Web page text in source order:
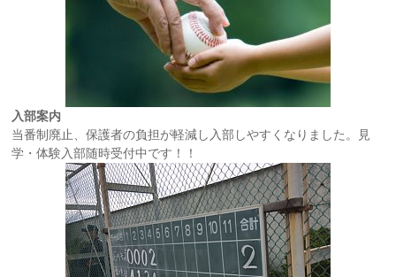
入部案内
当番制廃止、保護者の負担が軽減し入部しやすくなりました。見
学・体験入部随時受付中です！！